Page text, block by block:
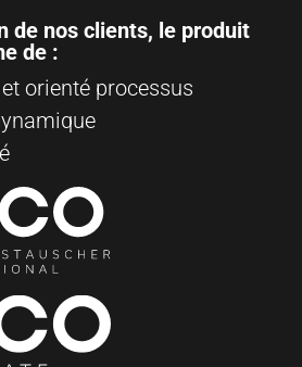
de nos clients, le produit
de :
orienté processus